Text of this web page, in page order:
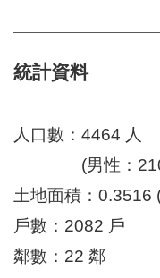
整
檢
索
局
化
資
產
統計資料
人口數：4464 人
(男性：2102
土地面積：0.3516
戶數：2082 戶
鄰數：22 鄰